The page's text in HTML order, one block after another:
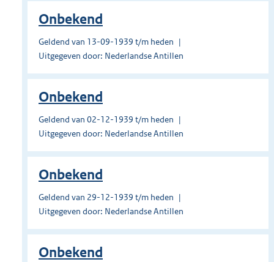
Onbekend
Geldend van 13-09-1939 t/m heden
Uitgegeven door: Nederlandse Antillen
Onbekend
Geldend van 02-12-1939 t/m heden
Uitgegeven door: Nederlandse Antillen
Onbekend
Geldend van 29-12-1939 t/m heden
Uitgegeven door: Nederlandse Antillen
Onbekend